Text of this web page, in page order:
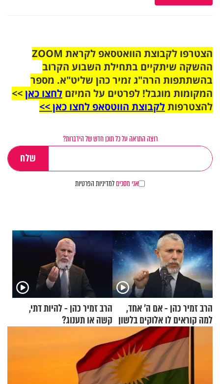
הצטרפו לקבוצת הוואטסאפ לקראת ZOOM
ההשקה שיתקיים בתחילת השבוע הקרוב
בהשתתפות הרה"ג זמיר כהן שליט"א. מספר
המקומות מוגבל! לפרטים על המיזם לחצו כאן>>
להצטרפותלקבוצת הווטסאפ לחצו כאן >>
רוצה התראה על כל תוכן חדש של הידברות?
אני מסכיםלמדיניות הפרטיות
הרב זמיר כהן - אם ה’ אחד,
למה קוראים לו אלוקים בלשון
הרב זמיר כהן - להיות דתי,
קשה או תענוג?